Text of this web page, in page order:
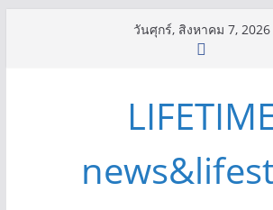
วันศุกร์, สิงหาคม 7, 2026